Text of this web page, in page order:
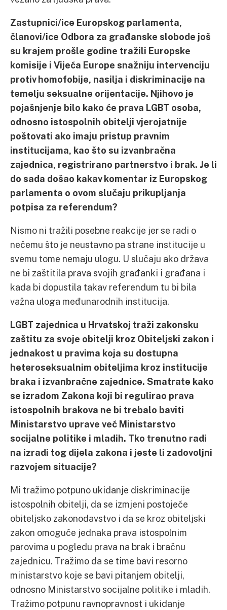
Zastupnici/ice Europskog parlamenta,
članovi/ice Odbora za građanske slobode još
su krajem prošle godine tražili Europske
komisije i Vijeća Europe snažniju intervenciju
protiv homofobije, nasilja i diskriminacije na
temelju seksualne orijentacije. Njihovo je
pojašnjenje bilo kako će prava LGBT osoba,
odnosno istospolnih obitelji vjerojatnije
poštovati ako imaju pristup pravnim
institucijama, kao što su izvanbračna
zajednica, registrirano partnerstvo i brak. Je li
do sada došao kakav komentar iz Europskog
parlamenta o ovom slučaju prikupljanja
potpisa za referendum?
Nismo ni tražili posebne reakcije jer se radi o
nečemu što je neustavno pa strane institucije u
svemu tome nemaju ulogu. U slučaju ako država
ne bi zaštitila prava svojih građanki i građana i
kada bi dopustila takav referendum tu bi bila
važna uloga međunarodnih institucija.
LGBT zajednica u Hrvatskoj traži zakonsku
zaštitu za svoje obitelji kroz Obiteljski zakon i
jednakost u pravima koja su dostupna
heteroseksualnim obiteljima kroz institucije
braka i izvanbračne zajednice. Smatrate kako
se izradom Zakona koji bi regulirao prava
istospolnih brakova ne bi trebalo baviti
Ministarstvo uprave već Ministarstvo
socijalne politike i mladih. Tko trenutno radi
na izradi tog dijela zakona i jeste li zadovoljni
razvojem situacije?
Mi tražimo potpuno ukidanje diskriminacije
istospolnih obitelji, da se izmjeni postojeće
obiteljsko zakonodavstvo i da se kroz obiteljski
zakon omoguće jednaka prava istospolnim
parovima u pogledu prava na brak i bračnu
zajednicu. Tražimo da se time bavi resorno
ministarstvo koje se bavi pitanjem obitelji,
odnosno Ministarstvo socijalne politike i mladih.
Tražimo potpunu ravnopravnost i ukidanje